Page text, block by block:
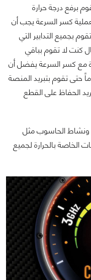
برفع درجة حرارة
كسر السرعة يجب أن
بجميع التدابير التي
كنت لا تقوم بباقي
مع كسر السرعة يفضل أن
حتى تقوم بتبريد المنصة
الحفاظ على القطع
ونشاط الحاسوب مثل
الخاصة بالحرارة لجميع